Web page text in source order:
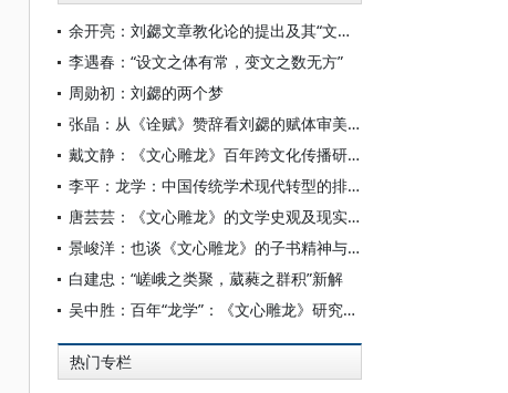
余开亮：刘勰文章教化论的提出及其“文明”意义
李遇春：“设文之体有常，变文之数无方”
周勋初：刘勰的两个梦
张晶：从《诠赋》赞辞看刘勰的赋体审美特征论
戴文静：《文心雕龙》百年跨文化传播研究
李平：龙学：中国传统学术现代转型的排头兵
唐芸芸：《文心雕龙》的文学史观及现实意义
景峻洋：也谈《文心雕龙》的子书精神与集部归属
白建忠：“嵯峨之类聚，葳蕤之群积”新解
吴中胜：百年“龙学”：《文心雕龙》研究的现代之路
热门专栏